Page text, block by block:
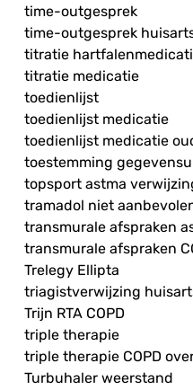
time-outgesprek
time-outgesprek
titratie
titratie medicatie
toedienlijst
toedienlijst medicatie
toedienlijst medicatie
toestemming
topsport astma
tramadol niet
transmurale afspraken
transmurale afspraken
Trelegy Ellipta
triagistverwijzing
Trijn RTA COPD
triple therapie
triple therapie COPD
Turbuhaler weerstand